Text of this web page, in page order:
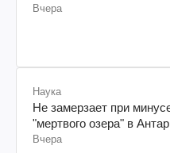
Вчера
Наука
Не замерзает при
"мертвого озера" в
Вчера